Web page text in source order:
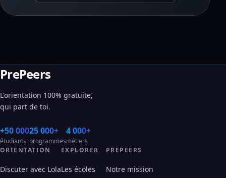
PrePeers
L'orientation 100% gratuite,
qui part de toi.
+50 000
étudiants
25 000+
programmes
4 000+
métiers
ORIENTATION
Discuter avec Lola
EXPLORER
Les écoles
PREPEERS
Notre mission